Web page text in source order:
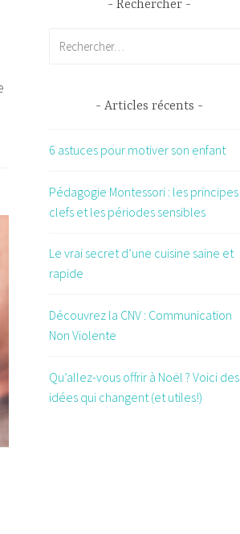
Rechercher
Articles récents
6 astuces pour motiver son enfant
Pédagogie Montessori : les principes
clefs et les périodes sensibles
Le vrai secret d’une cuisine saine et
rapide
Découvrez la CNV : Communication
Non Violente
Qu’allez-vous offrir à Noël ? Voici des
idées qui changent (et utiles!)